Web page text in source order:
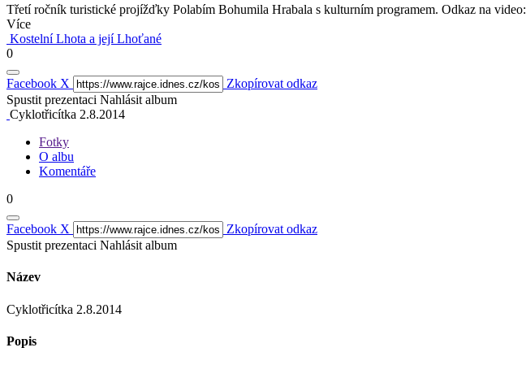
Třetí ročník turistické projížďky Polabím Bohumila Hrabala s kulturním programem. Odkaz na video:
Více
Kostelní Lhota a její Lhoťané
0
Facebook X
Zkopírovat odkaz
Spustit prezentaci Nahlásit album
Cyklotřicítka 2.8.2014
Fotky
O albu
Komentáře
0
Facebook X
Zkopírovat odkaz
Spustit prezentaci Nahlásit album
Název
Cyklotřicítka 2.8.2014
Popis